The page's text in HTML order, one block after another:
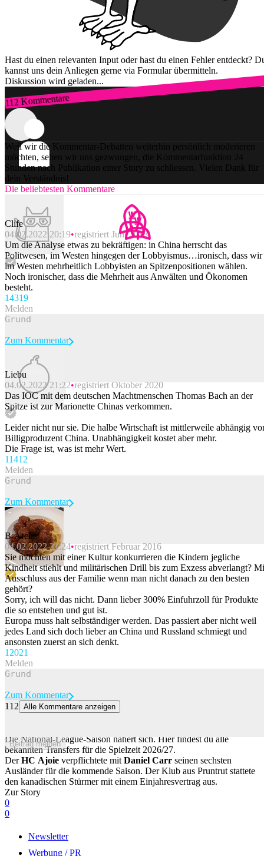
Hast du einen relevanten Input oder hast du einen Fehler entdeckt?
kannst uns dein Anliegen gerne via Formular übermitteln.
Diskussion wird geladen...
112 Kommentare
Zum Login
Weil wir die Kommentar-Debatten weiterhin persönlich moderieren
möchten, sehen wir uns gezwungen, die Kommentarfunktion 24
Stunden nach Publikation einer Story zu schliessen. Vielen Dank für
dein Verständnis!
Die beliebtesten Kommentare
Clife
04.02.2022 20:19 registriert Juni 2018
Um die Analyse etwas zu bekräftigen: in China herrscht das
Politwesen, im Westen hingegen der Lobbyismus…ironisch, dass wir
im Westen mehrheitlich Lobbyisten an Spitzenpositionen wählen.
Noch ironischer, dass die Mehrheit aus Anwälten und Ökonomen
besteht.
14319
Melden
Beitrag melden
Zum Kommentar
Liebu
04.02.2022 21:22 registriert Oktober 2020
Das IOC mit dem deutschen Machtmenschen Thomas Bach an der
Spitze ist zur Marionette Chinas verkommen.
Leider nicht nur sie. Die halbe Wirtschaft ist mittlerweile abhängig
Billigproduzent China. Unabhängigkeit kostet aber mehr.
Die Frage ist, was ist mehr Wert.
11412
Melden
Beitrag melden
Zum Kommentar
B-Arche
04.02.2022 21:24 registriert Februar 2016
Sie möchten mit einer Kultur konkurrieren die Kindern jegliche
Kindheit stiehlt und militärischen Drill bis zum Exzess abverlangt?
Ausschluss aus der Familie wenn man nicht danach zu den besten
gehört?
Sorry, ich will das nicht. Dann lieber 300% Einfuhrzoll für Produkte
die so entstehen und gut ist.
Europa muss halt selbständiger werden. Das passiert aber nicht weil
jedes Land sich doch lieber an China und Russland schmiegt und
ansonsten zuerst an sich denkt.
12021
Melden
Beitrag melden
Zum Kommentar
112 Alle Kommentare anzeigen
Die National-League-Saison nähert sich. Hier findest du alle
bekannten Transfers für die Spielzeit 2026/27.
DerHC Ajoie verpflichtete mit Daniel Carr seinen sechsten
Ausländer für die kommende Saison. Der Klub aus Pruntrut stattete
den kanadischen Stürmer mit einem Einjahresvertrag aus.
Zur Story
0
0
Newsletter
Werbung / PR